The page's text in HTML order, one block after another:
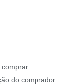
comprar
do comprador